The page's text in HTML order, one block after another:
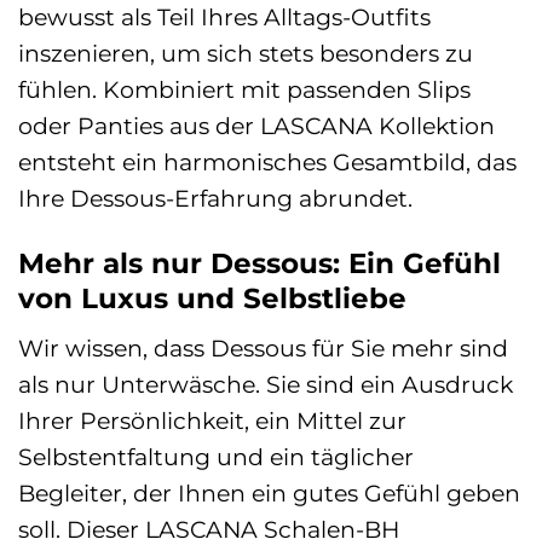
bewusst als Teil Ihres Alltags-Outfits
inszenieren, um sich stets besonders zu
fühlen. Kombiniert mit passenden Slips
oder Panties aus der LASCANA Kollektion
entsteht ein harmonisches Gesamtbild, das
Ihre Dessous-Erfahrung abrundet.
Mehr als nur Dessous: Ein Gefühl
von Luxus und Selbstliebe
Wir wissen, dass Dessous für Sie mehr sind
als nur Unterwäsche. Sie sind ein Ausdruck
Ihrer Persönlichkeit, ein Mittel zur
Selbstentfaltung und ein täglicher
Begleiter, der Ihnen ein gutes Gefühl geben
soll. Dieser LASCANA Schalen-BH